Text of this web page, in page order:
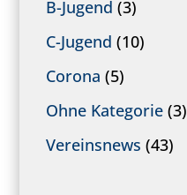
B-Jugend (3)
C-Jugend (10)
Corona (5)
Ohne Kategorie (3)
Vereinsnews (43)